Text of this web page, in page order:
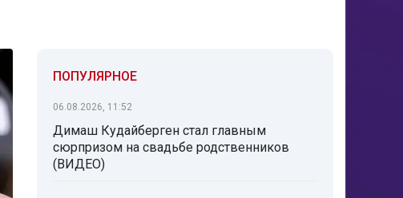
ПОПУЛЯРНОЕ
06.08.2026, 11:52
Димаш Кудайберген стал главным
сюрпризом на свадьбе родственников
(ВИДЕО)